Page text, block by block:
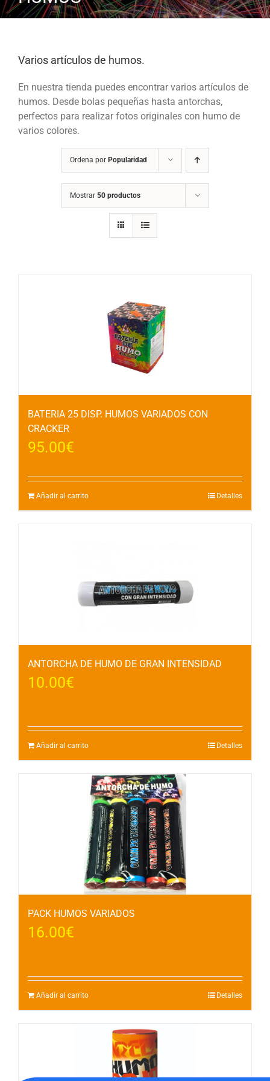
Varios artículos de humos.
En nuestra tienda puedes encontrar varios artículos de
humos. Desde bolas pequeñas hasta antorchas,
perfectos para realizar fotos originales con humo de
varios colores.
Ordena por Popularidad
Mostrar 50 productos
BATERIA 25 DISP. HUMOS VARIADOS CON
CRACKER
95.00€
Añadir al carrito Detalles
ANTORCHA DE HUMO DE GRAN INTENSIDAD
10.00€
Añadir al carrito Detalles
PACK HUMOS VARIADOS
16.00€
Añadir al carrito Detalles